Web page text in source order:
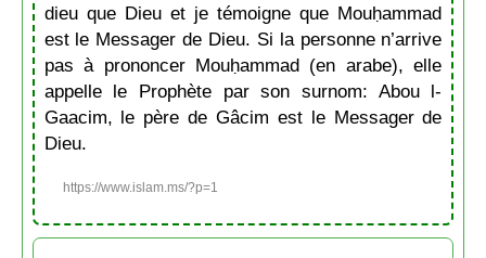
dieu que Dieu et je témoigne que Mouḥammad
est le Messager de Dieu. Si la personne n’arrive
pas à prononcer Mouḥammad (en arabe), elle
appelle le Prophète par son surnom: Abou l-
Gaacim, le père de Gâcim est le Messager de
Dieu.
https://www.islam.ms/?p=1